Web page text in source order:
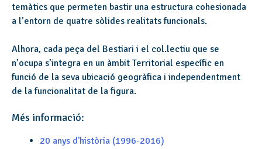
temàtics que permeten bastir una estructura cohesionada
a l’entorn de quatre sòlides realitats funcionals.
Alhora, cada peça del Bestiari i el col.lectiu que se
n’ocupa s’integra en un àmbit Territorial específic en
funció de la seva ubicació geogràfica i independentment
de la funcionalitat de la figura.
Més informació:
20 anys d'història (1996-2016)